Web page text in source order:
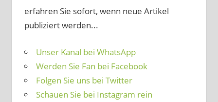
erfahren Sie sofort, wenn neue Artikel
publiziert werden...
Unser Kanal bei WhatsApp
Werden Sie Fan bei Facebook
Folgen Sie uns bei Twitter
Schauen Sie bei Instagram rein